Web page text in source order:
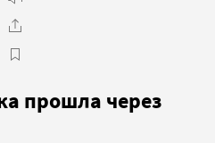
прошла через